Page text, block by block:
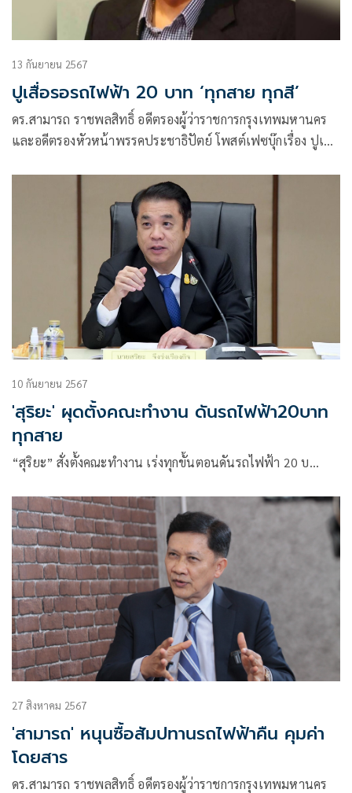
13 กันยายน 2567
ปูเสื่อรอรถไฟฟ้า 20 บาท ‘ทุกสาย ทุกสี’
ดร.สามารถ ราชพลสิทธิ์ อดีตรองผู้ว่าราชการกรุงเทพมหานคร
และอดีตรองหัวหน้าพรรคประชาธิปัตย์ โพสต์เฟซบุ๊กเรื่อง ปูเสื่อ
10 กันยายน 2567
'สุริยะ' ผุดตั้งคณะทำงาน ดันรถไฟฟ้า20บาท
ทุกสาย
“สุริยะ” สั่งตั้งคณะทำงาน เร่งทุกขั้นตอนดันรถไฟฟ้า 20 บ…
27 สิงหาคม 2567
'สามารถ' หนุนซื้อสัมปทานรถไฟฟ้าคืน คุมค่า
โดยสาร
ดร.สามารถ ราชพลสิทธิ์ อดีตรองผู้ว่าราชการกรุงเทพมหานคร